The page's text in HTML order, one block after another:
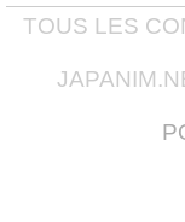
TOUS LES